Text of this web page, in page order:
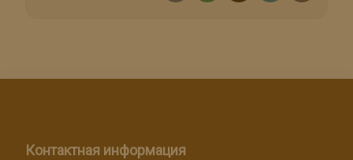
Контактная информация